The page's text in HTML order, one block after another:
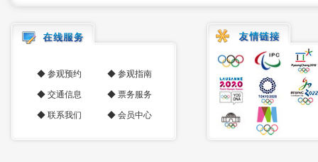
◆ 参观预约 ◆ 参观指南
◆ 交通信息 ◆ 票务服务
◆ 联系我们 ◆ 会员中心